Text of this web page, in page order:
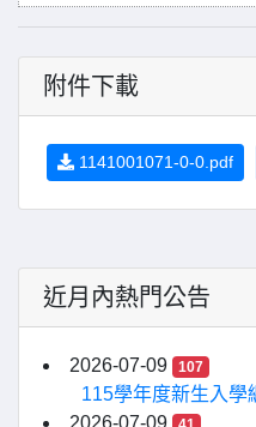
附件下載
1141001071-0-0.pdf
近月內熱門公告
2026-07-09 107
115學年度新生入學
2026-07-09